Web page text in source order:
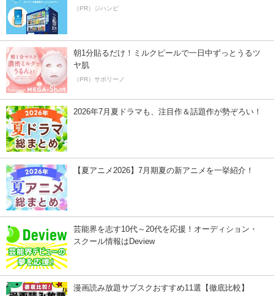
（PR）ジハンピ
朝1分貼るだけ！ミルクピールで一日中ずっとうるツ
ヤ肌
（PR）サボリーノ
2026年7月夏ドラマも、注目作＆話題作が勢ぞろい！
【夏アニメ2026】7月期夏の新アニメを一挙紹介！
芸能界を志す10代～20代を応援！オーディション・
スクール情報はDeview
漫画読み放題サブスクおすすめ11選【徹底比較】